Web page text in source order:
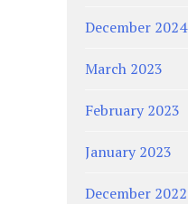
December 2024
March 2023
February 2023
January 2023
December 2022